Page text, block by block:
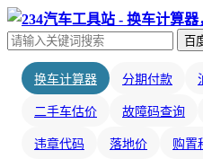
百
换车计算器 分期付款
二手车估价 故障码查询
违章代码 落地价 购置